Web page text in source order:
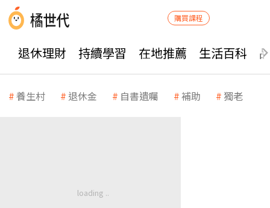
購買課程
退休理財 持續學習 在地推薦 生活百科
養生村 退休金 自書遺囑 補助 獨老